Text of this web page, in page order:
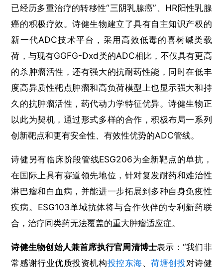
已经历多重治疗的转移性“三阴乳腺癌”、HR阳性乳腺
癌的积极疗效。诗健生物建立了具有自主知识产权的
新一代ADC技术平台，采用高效低毒的喜树碱类载
荷，与现有GGFG-Dxd类的ADC相比，不仅具有更高
的杀肿瘤活性，还有强大的抗耐药性能，同时在低丰
度高异质性靶点肿瘤和高负荷模型上也显示强大和持
久的抗肿瘤活性，药代动力学特征优异。诗健生物正
以此为契机，通过形式多样的合作，积极布局一系列
创新靶点和更有安全性、有效性优势的ADC管线。
诗健另有临床阶段管线ESG206为全新靶点的单抗，
在国际上具有赛道领先地位，针对复发耐药和难治性
淋巴瘤和白血病，并能进一步拓展到多种自身免疫性
疾病。ESG103单域抗体将与合作伙伴的专利新药联
合，治疗同类药无法覆盖的重大肿瘤适应症。
诗健生物创始人兼首席执行官周清博士表示：“我们非
常感谢行业优质投资机构投控东海、荷塘创投对诗健